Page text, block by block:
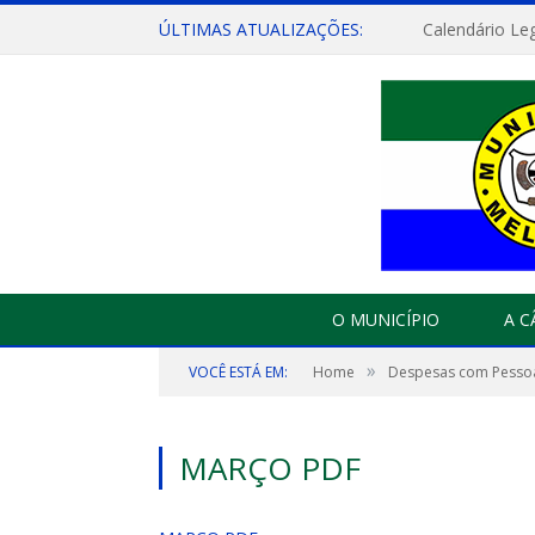
ÚLTIMAS ATUALIZAÇÕES: Calendário
O MUNICÍPIO A
VOCÊ ESTÁ EM: Home » Despesas com
MARÇO PDF